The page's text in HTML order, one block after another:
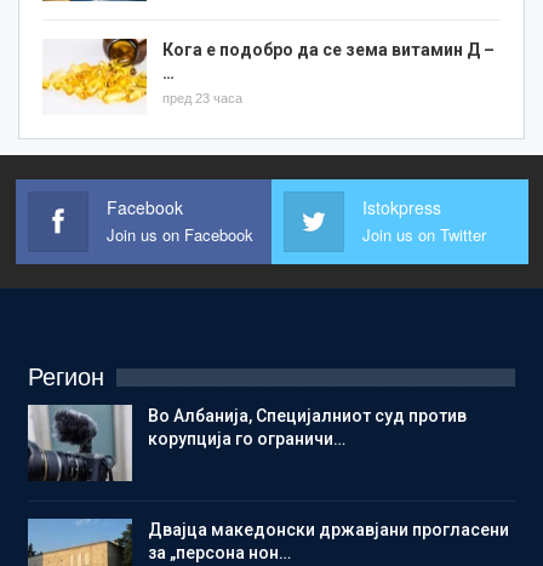
Кога е подобро да се зема витамин Д –
…
пред 23 часа
Facebook
Join us on Facebook
Istokpress
Join us on Twitter
Регион
Во Албанија, Специјалниот суд против
корупција го ограничи…
Двајца македонски државјани прогласени
за „персона нон…